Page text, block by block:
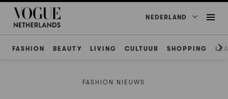
NEDERLAND
FASHION BEAUTY LIVING CULTUUR SHOPPING
FASHION NIEUWS